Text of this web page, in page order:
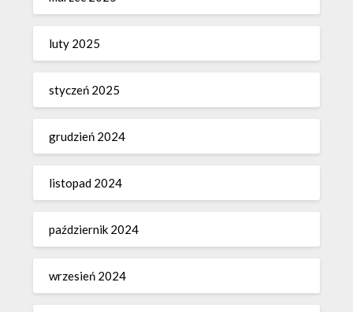
luty 2025
styczeń 2025
grudzień 2024
listopad 2024
październik 2024
wrzesień 2024